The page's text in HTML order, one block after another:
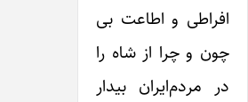
افراطی و اطاعت بی
چون و چرا از شاه را
در مردم‌ایران بیدار